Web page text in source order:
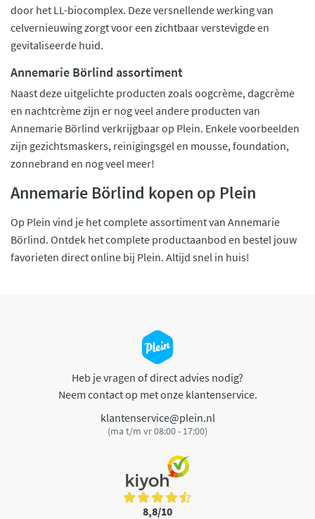
door het LL-biocomplex. Deze versnellende werking van
celvernieuwing zorgt voor een zichtbaar verstevigde en
gevitaliseerde huid.
Annemarie Börlind assortiment
Naast deze uitgelichte producten zoals oogcrème, dagcrème
en nachtcrème zijn er nog veel andere producten van
Annemarie Börlind verkrijgbaar op Plein. Enkele voorbeelden
zijn gezichtsmaskers, reinigingsgel en mousse, foundation,
zonnebrand en nog veel meer!
Annemarie Börlind kopen op Plein
Op Plein vind je het complete assortiment van Annemarie
Börlind. Ontdek het complete productaanbod en bestel jouw
favorieten direct online bij Plein. Altijd snel in huis!
Heb je vragen of direct advies nodig?
Neem contact op met onze klantenservice.
klantenservice@plein.nl
(ma t/m vr 08:00 - 17:00)
8,8/10